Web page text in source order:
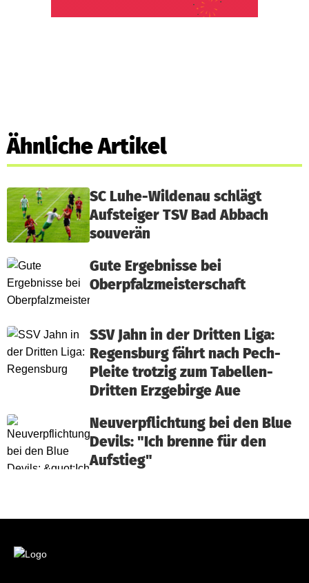
Ähnliche Artikel
SC Luhe-Wildenau schlägt
Aufsteiger TSV Bad Abbach
souverän
Gute Ergebnisse bei
Oberpfalzmeisterschaft
SSV Jahn in der Dritten Liga:
Regensburg fährt nach Pech-
Pleite trotzig zum Tabellen-
Dritten Erzgebirge Aue
Neuverpflichtung bei den Blue
Devils: "Ich brenne für den
Aufstieg"